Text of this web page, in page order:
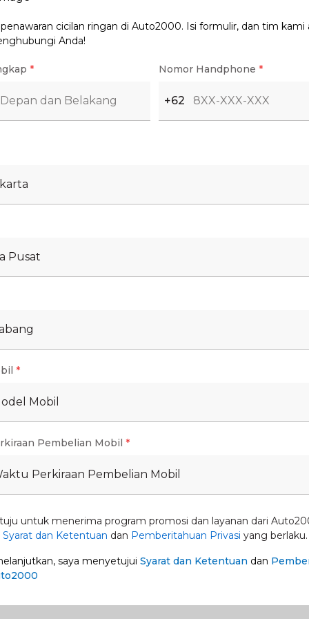
terdekat, termasuk SATPAS Polres Metro
pengiriman SIM
lebih efisien dan menghemat waktu,
Bekasi Terbaru 2025
layanan SIM Keliling Juni 2025 yang
Layanan ini khusus untuk perpanjangan SIM A
Deltamas
langsung mengunjungi SATPAS Deltamas,
SIM di Kabupaten Bekasi.
layanan lengkap dan resmi dari satuan
– 14.00 WIB (disarankan datang pagi)
segera mengurus perpanjangan SIM agar
memperpanjang secara online maupun
harus dipenuhi, seperti:
cicilan ringan di Auto2000. Isi formulir, dan tim kami
Anda!
* Nomor Handphone *
+62
Pusat
*
Mobil
Pembelian Mobil *
Perkiraan Pembelian Mobil
untuk menerima program promosi dan layanan dari
Syarat dan Ketentuan dan Pemberitahuan Privasi yang berlaku.
saya menyetujui Syarat dan Ketentuan dan